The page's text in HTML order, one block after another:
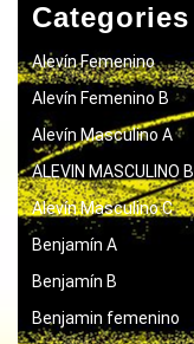
Categories
Alevín Femenino
Alevín Femenino B
Alevín Masculino A
ALEVIN MASCULINO B
Alevín Masculino C
Benjamín A
Benjamín B
Benjamin femenino